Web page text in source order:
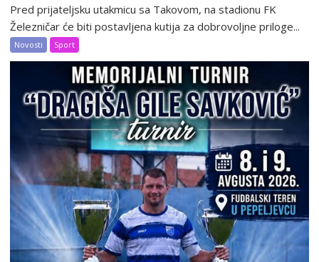
Pred prijateljsku utakmicu sa Takovom, na stadionu FK
Železničar će biti postavljena kutija za dobrovoljne priloge...
Novosti Sport